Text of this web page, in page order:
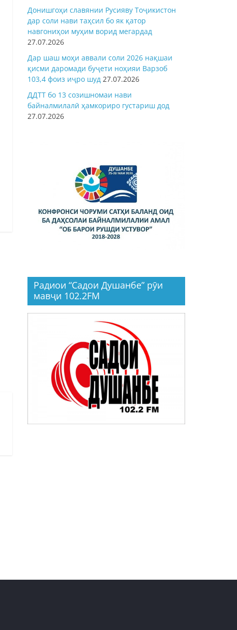
Донишгоҳи славянии Русияву Тоҷикистон
дар соли нави таҳсил бо як қатор
навгониҳои муҳим ворид мегардад
27.07.2026
Дар шаш моҳи аввали соли 2026 нақшаи
қисми даромади буҷети ноҳияи Варзоб
103,4 фоиз иҷро шуд 27.07.2026
ДДТТ бо 13 созишномаи нави
байналмилалӣ ҳамкориро густариш дод
27.07.2026
Радиои “Садои Душанбе” рӯи
мавҷи 102.2FM